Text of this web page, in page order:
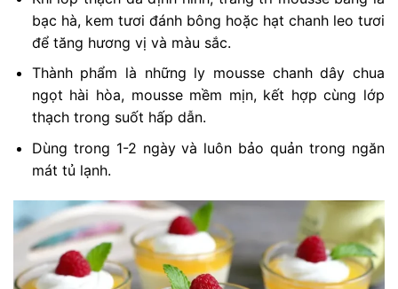
bạc hà, kem tươi đánh bông hoặc hạt chanh leo tươi
để tăng hương vị và màu sắc.
Thành phẩm là những ly mousse chanh dây chua
ngọt hài hòa, mousse mềm mịn, kết hợp cùng lớp
thạch trong suốt hấp dẫn.
Dùng trong 1-2 ngày và luôn bảo quản trong ngăn
mát tủ lạnh.